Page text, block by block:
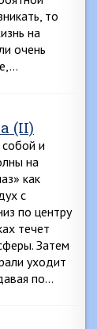
то
на
очень
(II)
и
на
как
с
по центру
течет
Затем
уходит
по…